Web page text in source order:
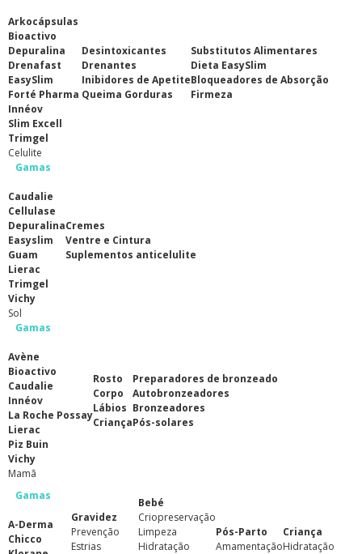
Arkocápsulas
Bioactivo
Depuralina
Drenafast
EasySlim
Forté Pharma
Innéov
Slim Excell
Trimgel
Desintoxicantes
Drenantes
Inibidores de Apetite
Queima Gorduras
Substitutos Alimentares
Dieta EasySlim
Bloqueadores de Absorção
Firmeza
Celulite
Gamas
Caudalie
Cellulase
Depuralina
Easyslim
Guam
Lierac
Trimgel
Vichy
Cremes
Ventre e Cintura
Suplementos anticelulite
Sol
Gamas
Avène
Bioactivo
Caudalie
Innéov
La Roche Possay
Lierac
Piz Buin
Vichy
Rosto
Corpo
Lábios
Criança
Preparadores de bronzeado
Autobronzeadores
Bronzeadores
Pós-solares
Mamã
Gamas
A-Derma
Chicco
Gravidez
Prevenção
Estrias
Bebé
Criopreservação
Limpeza
Hidratação
Pós-Parto
Amamentação
Criança
Hidratação